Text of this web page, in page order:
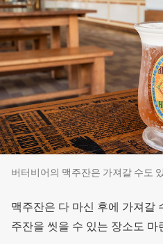
버터비어의 맥주잔은 가져갈 수도
맥주잔은 다 마신 후에 가져갈
주잔을 씻을 수 있는 장소도 마